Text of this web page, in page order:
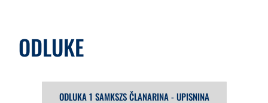
ODLUKE
ODLUKA 1 SAMKSZS ČLANARINA - UPISNINA